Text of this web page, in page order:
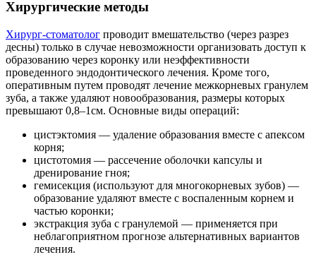
Хирургические методы
Хирург-стоматолог проводит вмешательство (через разрез
десны) только в случае невозможности организовать доступ к
образованию через коронку или неэффективности
проведенного эндодонтического лечения. Кроме того,
оперативным путем проводят лечение межкорневых гранулем
зуба, а также удаляют новообразования, размеры которых
превышают 0,8–1см. Основные виды операций:
цистэктомия — удаление образования вместе с апексом
корня;
цистотомия — рассечение оболочки капсулы и
дренирование гноя;
гемисекция (используют для многокорневых зубов) —
образование удаляют вместе с воспаленным корнем и
частью коронки;
экстракция зуба с гранулемой — применяется при
неблагоприятном прогнозе альтернативных вариантов
лечения.